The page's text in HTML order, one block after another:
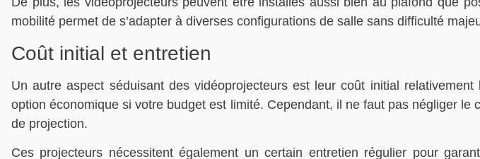
mobilité permet de s’adapter à diverses configurations de salle sans difficulté
Coût initial et entretien
Un autre aspect séduisant des vidéoprojecteurs est leur coût initial
option économique si votre budget est limité. Cependant, il ne faut pas négliger
de projection.
Ces projecteurs nécessitent également un certain entretien régulier pour